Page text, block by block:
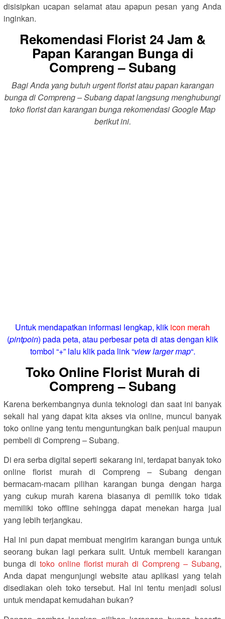
disisipkan ucapan selamat atau apapun pesan yang Anda
inginkan.
Rekomendasi Florist 24 Jam &
Papan Karangan Bunga di
Compreng – Subang
Bagi Anda yang butuh urgent florist atau papan karangan
bunga di Compreng – Subang dapat langsung menghubungi
toko florist dan karangan bunga rekomendasi Google Map
berikut ini.
Untuk mendapatkan informasi lengkap, klik icon merah
(pintpoin) pada peta, atau perbesar peta di atas dengan klik
tombol “+” lalu klik pada link “view larger map“.
Toko Online Florist Murah di
Compreng – Subang
Karena berkembangnya dunia teknologi dan saat ini banyak
sekali hal yang dapat kita akses via online, muncul banyak
toko online yang tentu menguntungkan baik penjual maupun
pembeli di Compreng – Subang.
Di era serba digital seperti sekarang ini, terdapat banyak toko
online florist murah di Compreng – Subang dengan
bermacam-macam pilihan karangan bunga dengan harga
yang cukup murah karena biasanya di pemilik toko tidak
memiliki toko offline sehingga dapat menekan harga jual
yang lebih terjangkau.
Hal ini pun dapat membuat mengirim karangan bunga untuk
seorang bukan lagi perkara sulit. Untuk membeli karangan
bunga di toko online florist murah di Compreng – Subang,
Anda dapat mengunjungi website atau aplikasi yang telah
disediakan oleh toko tersebut. Hal ini tentu menjadi solusi
untuk mendapat kemudahan bukan?